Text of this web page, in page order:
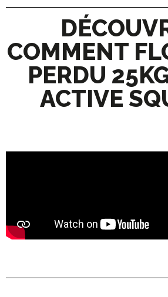
COMMENT
PERDU
ACTIVE